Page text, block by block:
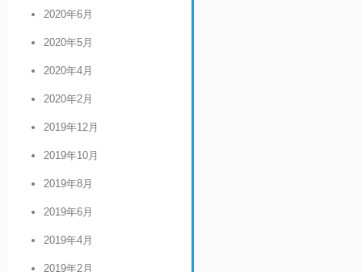
2020年6月
2020年5月
2020年4月
2020年2月
2019年12月
2019年10月
2019年8月
2019年6月
2019年4月
2019年2月